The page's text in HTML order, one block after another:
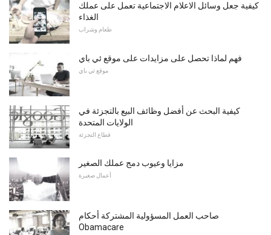
كيفية جعل وسائل الاعلام الاجتماعية تعمل على عملك
الغذاء
طعام وشراب
فهم لماذا تحصل على مزايدات على موقع ئي باي
موقع ئي باي
كيفية البحث عن أفضل وظائف البيع بالتجزئة في
الولايات المتحدة
قطاع التجزئة
مزايا وعيوب دمج عملك الصغير
أعمال صغيرة
صاحب العمل المسؤولية المشتركة أحكام
Obamacare